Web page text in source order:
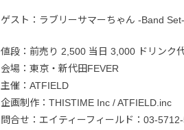
ゲスト：ラブリーサマーちゃん -Band
値段：前売り 2,500 当日 3,000 ドリンク
会場：東京・新代田FEVER
主催：ATFIELD
企画制作：THISTIME Inc / ATFIELD.inc
問合せ：エイティーフィールド：03-